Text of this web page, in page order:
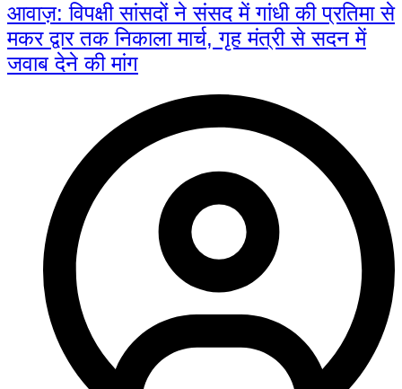
आवाज़: विपक्षी सांसदों ने संसद में गांधी की प्रतिमा से
मकर द्वार तक निकाला मार्च, गृह मंत्री से सदन में
जवाब देने की मांग